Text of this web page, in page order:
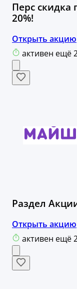
Перс скидка
20%!
Открыть акцию
активен ещё
Раздел
Открыть акцию
активен ещё